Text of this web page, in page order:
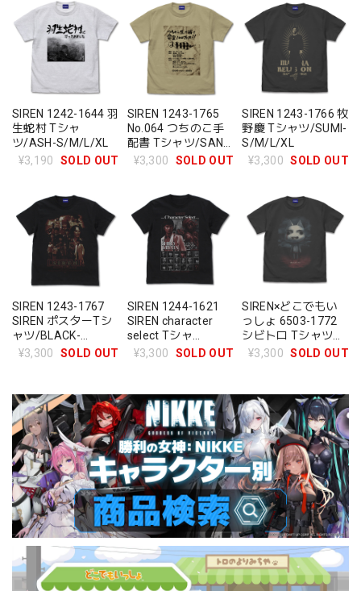
SIREN 1242-1644 羽
生蛇村 Tシャ
ツ/ASH-S/M/L/XL
¥3,190
SOLD OUT
SIREN 1243-1765
No.064 つちのこ手
配書 Tシャツ/SAND
KHAKI-S/M/L/XL
¥3,300 SOLD OUT
SIREN 1243-1766 牧
野慶 Tシャツ/SUMI-
S/M/L/XL
¥3,300 SOLD OUT
SIREN 1243-1767
SIREN ポスターTシ
ャツ/BLACK-
S/M/L/XL
¥3,300 SOLD OUT
SIREN 1244-1621
SIREN character
select Tシャ
ツ/BLACK-
¥3,300 SOLD OUT
SIREN×どこでもい
っしょ 6503-1772
シビトロ Tシャツ
Ver.2.0/SUMI-
¥3,300 SOLD OUT